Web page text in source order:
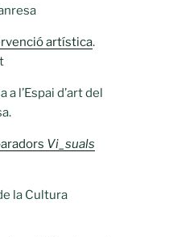
artística.
l’Espai d’art del
Vi_suals
la Cultura